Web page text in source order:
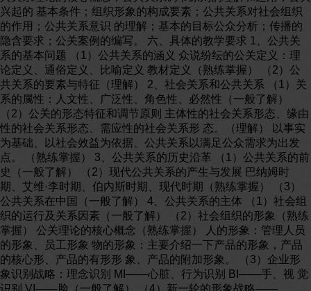
兴起的 基本条件；组织形象的构成要素；公共关系对社会组织
的作用；公共关系意识 的理解；基本的目标公众分析；传播的
隐含要求；公关案例的编写。 六、具体的教学要求 1、公共关
系的基本问题 （1）公共关系的涵义 众说纷纭的公关定义：理
论定义、通俗定义、比喻定义 教材定义（熟练掌握） （2）公
共关系的要素与特征（理解） 2、社会关系和公共关系 （1）关
系的属性：人文性、广泛性、角色性、必然性（一般了解）
（2）公关的形态特征和调节原则 主体性的社会关系形态、缘由
性的社会关系形态、需应性的社会关系形 态。（理解） 以事实
为基础、以社会效益为依据、公共关系以满足公众需求为出发
点。 （熟练掌握） 3、公共关系的历史沿革 （1）公共关系的前
史（一般了解） （2）现代公共关系的产生与发展 巴纳姆时
期、艾维·李时期、伯内斯时期、现代时期（熟练掌握） （3）
公共关系在中国（一般了解） 4、公共关系的主体 （1）社会组
织的运行及关系因素（一般了解） （2）社会组织的形象（熟练
掌握） 公关理论的核心概念（熟练掌握） 人的形象：管理人员
的形象、员工形象 物的形象：主要介绍一下产品的形象，产品
的核心形、产品的有形形 象、产品的附加形象。 （3）企业形
象识别战略：理念识别 MI——心脏、行为识别 BI——手、视 觉
识别 VI——脸（一般了解） （4）新一轮的形象战略——